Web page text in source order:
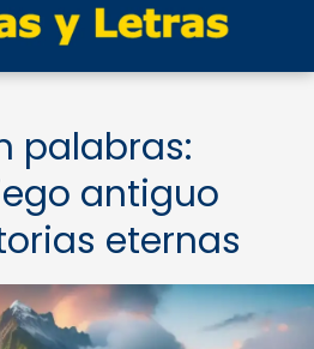
palabras:
antiguo
eternas